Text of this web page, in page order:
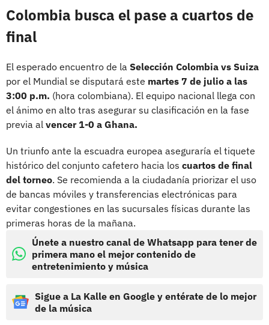
Colombia busca el pase a cuartos de
final
El esperado encuentro de la Selección Colombia vs Suiza
por el Mundial se disputará este martes 7 de julio a las
3:00 p.m. (hora colombiana). El equipo nacional llega con
el ánimo en alto tras asegurar su clasificación en la fase
previa al vencer 1-0 a Ghana.
Un triunfo ante la escuadra europea aseguraría el tiquete
histórico del conjunto cafetero hacia los cuartos de final
del torneo. Se recomienda a la ciudadanía priorizar el uso
de bancas móviles y transferencias electrónicas para
evitar congestiones en las sucursales físicas durante las
primeras horas de la mañana.
Únete a nuestro canal de Whatsapp para tener de
primera mano el mejor contenido de
entretenimiento y música
Sigue a La Kalle en Google y entérate de lo mejor
de la música